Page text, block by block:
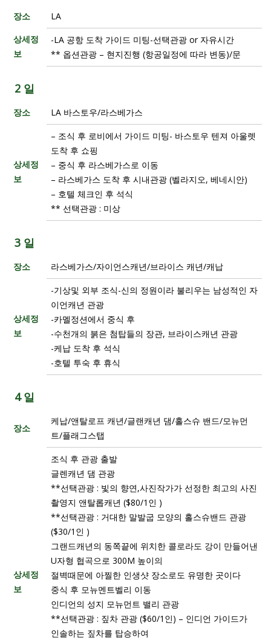
장소
LA
상세정
보
-LA 공항 도착 가이드 미팅-선택관광 or 자유시간
** 옵션관광 – 현지진행 (항공일정에 따라 변동)/문
2 일
장소 LA 바스토우/라스베가스
상세정
보
– 조식 후 로비에서 가이드 미팅- 바스토우 텐져 아울렛
도착 후 쇼핑
– 중식 후 라스베가스로 이동
– 라스베가스 도착 후 시내관광 (벨라지오, 베네시안)
– 호텔 체크인 후 석식
** 선택관광 : 미상
3 일
장소 라스베가스/자이언스캐년/브라이스 캐년/캐납
상세정
보
-기상및 외부 조식-신의 정원이라 불리우는 남성적인 자
이언캐년 관광
-카멜정션에서 중식 후
-수천개의 붉은 첨탑들의 장관, 브라이스캐년 관광
-케납 도착 후 석식
-호텔 투숙 후 휴식
4 일
장소
케납/앤탈로프 캐년/글랜캐년 댐/홀스슈 밴드/모뉴먼
트/플래그스탭
상세정
보
조식 후 관광 출발
글렌캐년 댐 관광
**선택관광 : 빛의 향연,사진작가가 선정한 최고의 사진
촬영지 앤탈롭캐년 ($80/1인 )
**선택관광 : 거대한 말발굽 모양의 홀스슈밴드 관광
($30/1인 )
그랜드캐년의 동쪽끝에 위치한 콜로라도 강이 만들어낸
U자형 협곡으로 300M 높이의
절벽때문에 아찔한 인생샷 장소로도 유명한 곳이다
중식 후 모뉴멘트벨리 이동
인디언의 성지 모뉴먼트 밸리 관광
**선택관광 : 짚차 관광 ($60/1인) – 인디언 가이드가
인솔하는 짚차를 탑승하여